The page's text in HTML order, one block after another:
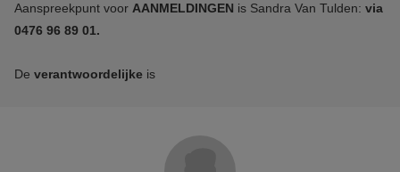
Aanspreekpunt voor AANMELDINGEN is Sandra Van Tulden: via
0476 96 89 01.
De verantwoordelijke is